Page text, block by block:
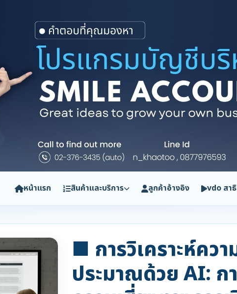
หน้าแรก สินค้าและบริการ ลูกค้าอ้างอิง vdo สา
■ การวิเคราะห์คว
ประมาณด้วย AI: ก